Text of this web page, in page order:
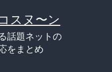
スヌ〜ン
話題ネットの
をまとめ